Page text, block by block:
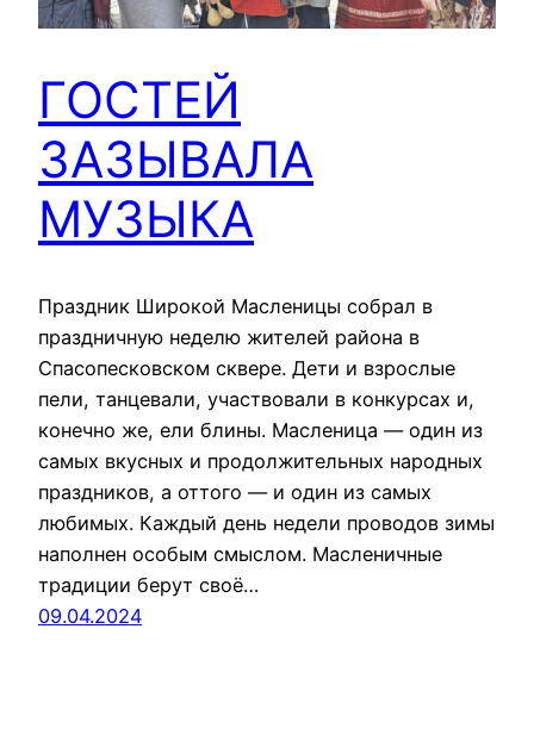
ГОСТЕЙ
ЗАЗЫВАЛА
МУЗЫКА
Праздник Широкой Масленицы собрал в
праздничную неделю жителей района в
Спасопесковском сквере. Дети и взрослые
пели, танцевали, участвовали в конкурсах и,
конечно же, ели блины. Масленица — один из
самых вкусных и продолжительных народных
праздников, а оттого — и один из самых
любимых. Каждый день недели проводов зимы
наполнен особым смыслом. Масленичные
традиции берут своё…
09.04.2024